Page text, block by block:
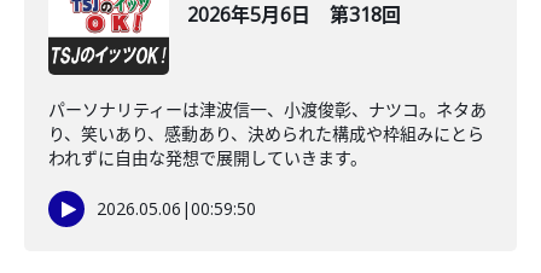
2026年5月6日 第318回
パーソナリティーは津波信一、小渡俊彰、ナツコ。ネタあ
り、笑いあり、感動あり、決められた構成や枠組みにとら
われずに自由な発想で展開していきます。
2026.05.06 |00:59:50